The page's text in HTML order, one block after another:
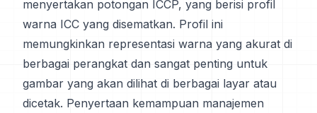
menyertakan potongan ICCP, yang berisi profil
warna ICC yang disematkan. Profil ini
memungkinkan representasi warna yang akurat di
berbagai perangkat dan sangat penting untuk
gambar yang akan dilihat di berbagai layar atau
dicetak. Penyertaan kemampuan manajemen